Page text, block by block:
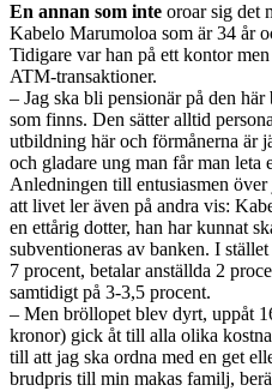
En annan som inte oroar sig det
Kabelo Marumoloa som är 34 år
Tidigare var han på ett kontor
ATM-transaktioner.
– Jag ska bli pensionär på den
som finns. Den sätter alltid
utbildning här och förmånerna är
och gladare ung man får man leta
Anledningen till entusiasmen
att livet ler även på andra vis:
en ettårig dotter, han har kunnat
subventioneras av banken. I
7 procent, betalar anställda 2
samtidigt på 3-3,5 procent.
– Men bröllopet blev dyrt, uppåt
kronor) gick åt till alla olika
till att jag ska ordna med en get
brudpris till min makas familj,